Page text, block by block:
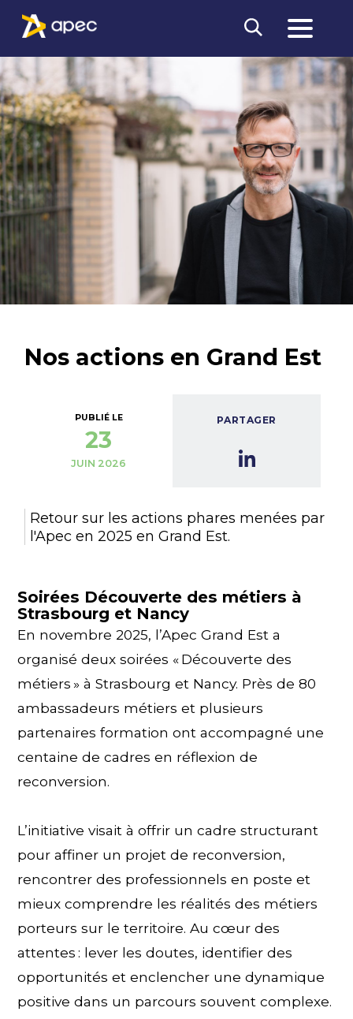
Nos actions en Grand Est
PUBLIÉ LE
23
JUIN 2026
PARTAGER
Retour sur les actions phares menées par
l'Apec en 2025 en Grand Est.
Soirées Découverte des métiers à
Strasbourg et Nancy
En novembre 2025, l’Apec Grand Est a
organisé deux soirées « Découverte des
métiers » à Strasbourg et Nancy. Près de 80
ambassadeurs métiers et plusieurs
partenaires formation ont accompagné une
centaine de cadres en réflexion de
reconversion.
L’initiative visait à offrir un cadre structurant
pour affiner un projet de reconversion,
rencontrer des professionnels en poste et
mieux comprendre les réalités des métiers
porteurs sur le territoire. Au cœur des
attentes : lever les doutes, identifier des
opportunités et enclencher une dynamique
positive dans un parcours souvent complexe.